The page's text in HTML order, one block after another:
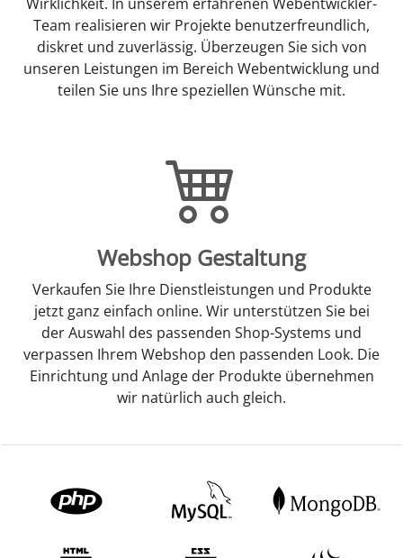
Team realisieren wir Projekte benutzerfreundlich,
diskret und zuverlässig. Überzeugen Sie sich von
unseren Leistungen im Bereich Webentwicklung und
teilen Sie uns Ihre speziellen Wünsche mit.
Webshop Gestaltung
Verkaufen Sie Ihre Dienstleistungen und Produkte
jetzt ganz einfach online. Wir unterstützen Sie bei
der Auswahl des passenden Shop-Systems und
verpassen Ihrem Webshop den passenden Look. Die
Einrichtung und Anlage der Produkte übernehmen
wir natürlich auch gleich.